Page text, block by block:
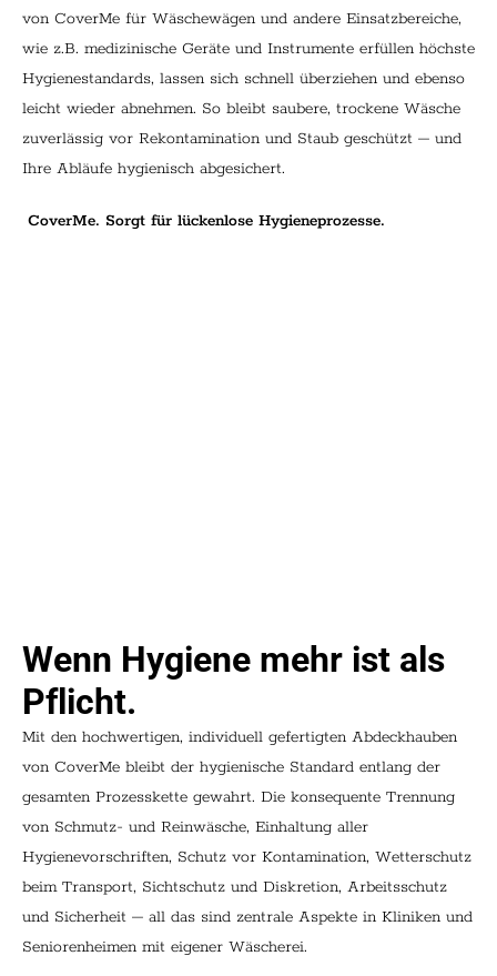
von CoverMe für Wäschewägen und andere Einsatzbereiche,
wie z.B. medizinische Geräte und Instrumente erfüllen höchste
Hygienestandards, lassen sich schnell überziehen und ebenso
leicht wieder abnehmen. So bleibt saubere, trockene Wäsche
zuverlässig vor Rekontamination und Staub geschützt – und
Ihre Abläufe hygienisch abgesichert.
CoverMe. Sorgt für lückenlose Hygieneprozesse.
Wenn Hygiene mehr ist als
Pflicht.
Mit den hochwertigen, individuell gefertigten Abdeckhauben
von CoverMe bleibt der hygienische Standard entlang der
gesamten Prozesskette gewahrt. Die konsequente Trennung
von Schmutz- und Reinwäsche, Einhaltung aller
Hygienevorschriften, Schutz vor Kontamination, Wetterschutz
beim Transport, Sichtschutz und Diskretion, Arbeitsschutz
und Sicherheit – all das sind zentrale Aspekte in Kliniken und
Seniorenheimen mit eigener Wäscherei.